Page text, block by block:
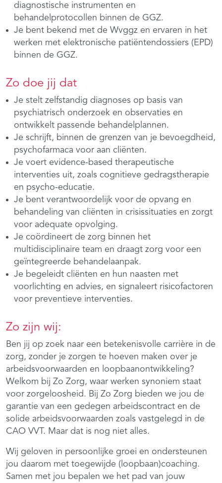
diagnostische instrumenten en
behandelprotocollen binnen de GGZ.
Je bent bekend met de Wvggz en ervaren in het
werken met elektronische patiëntendossiers (EPD)
binnen de GGZ.
Zo doe jij dat
Je stelt zelfstandig diagnoses op basis van
psychiatrisch onderzoek en observaties en
ontwikkelt passende behandelplannen.
Je schrijft, binnen de grenzen van je bevoegdheid,
psychofarmaca voor aan cliënten.
Je voert evidence-based therapeutische
interventies uit, zoals cognitieve gedragstherapie
en psycho-educatie.
Je bent verantwoordelijk voor de opvang en
behandeling van cliënten in crisissituaties en zorgt
voor adequate opvolging.
Je coördineert de zorg binnen het
multidisciplinaire team en draagt zorg voor een
geïntegreerde behandelaanpak.
Je begeleidt cliënten en hun naasten met
voorlichting en advies, en signaleert risicofactoren
voor preventieve interventies.
Zo zijn wij:
Ben jij op zoek naar een betekenisvolle carrière in de
zorg, zonder je zorgen te hoeven maken over je
arbeidsvoorwaarden en loopbaanontwikkeling?
Welkom bij Zo Zorg, waar werken synoniem staat
voor zorgeloosheid. Bij Zo Zorg bieden we jou de
garantie van een gedegen arbeidscontract en de
solide arbeidsvoorwaarden zoals vastgelegd in de
CAO VVT. Maar dat is nog niet alles.
Wij geloven in persoonlijke groei en ondersteunen
jou daarom met toegewijde (loopbaan)coaching.
Samen met jou bepalen we het pad van jouw